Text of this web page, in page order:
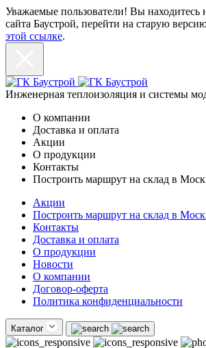
Уважаемые пользователи! Вы находитесь
сайта Баустрой, перейти на старую
этой ссылке.
Инженерная теплоизоляция и системы
О компании
Доставка и оплата
Акции
О продукции
Контакты
Построить маршрут на склад в
Акции
Построить маршрут на склад в
Контакты
Доставка и оплата
О продукции
Новости
О компании
Договор-оферта
Политика конфиденциальности
Каталог